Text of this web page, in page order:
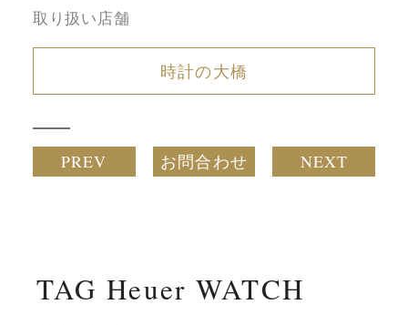
取り扱い店舗
時計の大橋
PREV お問合わせ NEXT
TAG Heuer WATCH